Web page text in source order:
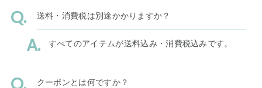
送料・消費税は別途かかりますか？
すべてのアイテムが送料込み・消費税込みです。
クーポンとは何ですか？